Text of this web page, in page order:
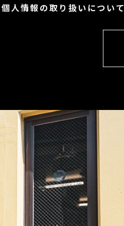
個人情報の取り扱いについて